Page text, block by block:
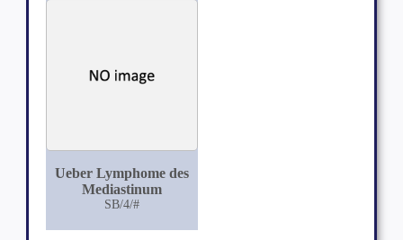
Ueber Lymphome des
Mediastinum
SB/4/#